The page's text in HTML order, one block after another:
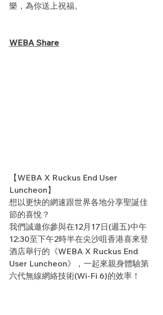
樂，為你送上祝福。
WEBA Share
【WEBA X Ruckus End User
Luncheon】
想以更快的網速跟世界各地分享聖誕佳
節的喜悅？
我們誠邀你參與在12月17日(週五)中午
12:30至下午2時半在尖沙咀香港喜來登
酒店舉行的《WEBA X Ruckus End
User Luncheon》，一起來親身體驗第
六代無線網絡技術(Wi-Fi 6)的效率！